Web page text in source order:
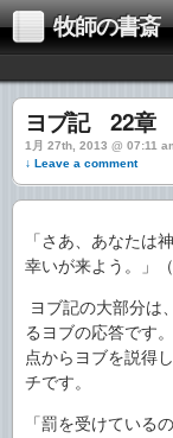
牧師の書斎
ヨブ記 22章
1月 27th, 2013 @ 07:11
↓ Leave a comment
「さあ、あなたは
幸いが来よう。」（
ヨブ記の大部分は
るヨブの応答です
点からヨブを説得
チです。
「罰を受けている